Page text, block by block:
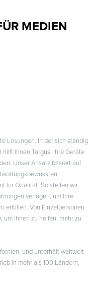
MEDIEN
Lösungen. In der sich ständig
Ihnen Targus, Ihre Geräte
Unser Ansatz basiert auf
für Qualität. So stellen wir
verfügen, um Ihre
erfüllen. Von Einzelpersonen
um Ihnen zu helfen, mehr zu
und unterhält weltweit
in mehr als 100 Ländern.